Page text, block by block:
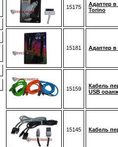
15175
Адаптер в
Torino
15181 Адаптер в
15159
Кабель
USB
15145 Кабель